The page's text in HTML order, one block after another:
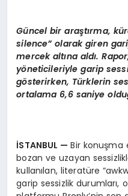
Güncel bir araştırma, kü
silence”olarak giren
mercek altına aldı.
yöneticileriyle garip
gösterirken, Türklerin
ortalama 6,6 saniye oldu
İSTANBUL —Bir konuşma
bozan ve uzayan
kullanılan, literatüre
garip sessizlik durumları,